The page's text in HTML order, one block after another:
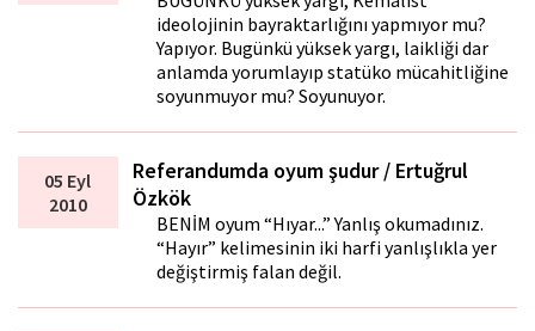
ideolojinin bayraktarlığını yapmıyor mu?
Yapıyor. Bugünkü yüksek yargı, laikliği dar
anlamda yorumlayıp statüko mücahitliğine
soyunmuyor mu? Soyunuyor.
05 Eyl
2010
Referandumda oyum şudur / Ertuğrul
Özkök
BENİM oyum “Hıyar...” Yanlış okumadınız.
“Hayır” kelimesinin iki harfi yanlışlıkla yer
değiştirmiş falan değil.